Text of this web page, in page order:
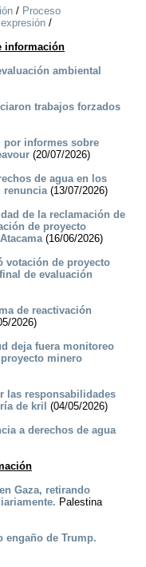
/ Proceso
/
información
ambiental
trabajos forzados
por informes sobre
(20/07/2026)
de agua en los
renuncia(13/07/2026)
de la reclamación de
de proyecto
(16/06/2026)
votación de proyecto
de evaluación
de reactivación
2026)
deja fuera monitoreo
minero
las responsabilidades
de kril (04/05/2026)
a derechos de agua
Gaza, retirando
Palestina
engaño de Trump.